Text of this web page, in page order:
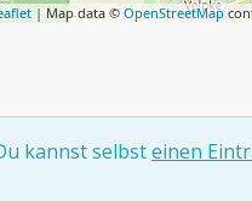
| Map data ©OpenStreetMap
kannst selbsteinen